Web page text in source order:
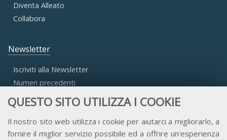
QUESTO SITO UTILIZZA I COOKIE
Il nostro sito web utilizza i cookie per aiutarci a migliorarlo, a
fornire il miglior servizio possibile ed a offrire un'esperienza
Diventa Alleato
Collabora
Newsletter
Iscriviti alla Newsletter
Numeri precedenti
Accesso Aderenti